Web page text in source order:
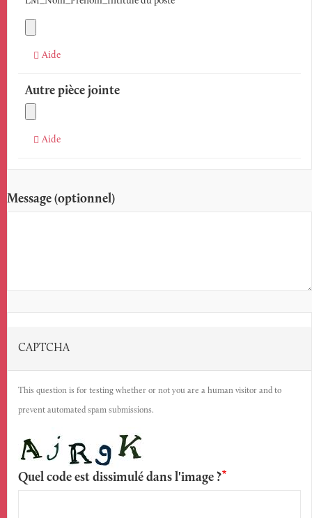
Aide
Autre pièce jointe
Aide
Message (optionnel)
CAPTCHA
This question is for testing whether or not you are a human visitor and to
prevent automated spam submissions.
Quel code est dissimulé dans l'image ?